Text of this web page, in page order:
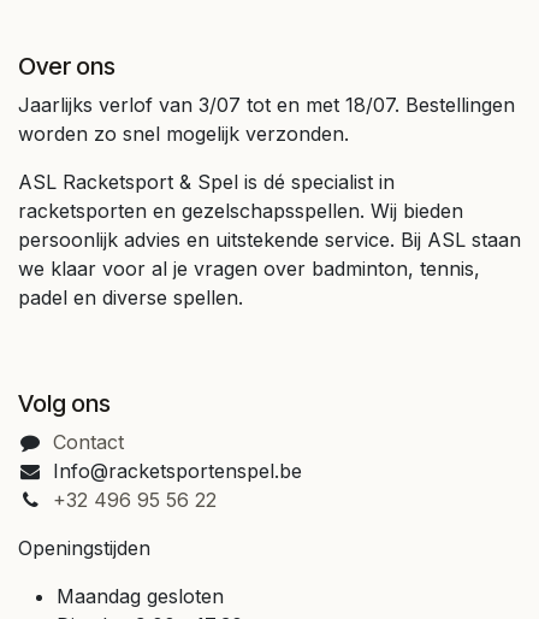
Over ons
Jaarlijks verlof van 3/07 tot en met 18/07. Bestellingen
worden zo snel mogelijk verzonden.
ASL Racketsport & Spel is dé specialist in
racketsporten en gezelschapsspellen. Wij bieden
persoonlijk advies en uitstekende service. Bij ASL staan
we klaar voor al je vragen over badminton, tennis,
padel en diverse spellen.
Volg ons
Contact
Info@racketsportenspel.be
+32 496 95 56 22
Openingstijden
Maandag gesloten